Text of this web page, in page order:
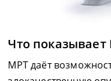
Что
МРТ даёт